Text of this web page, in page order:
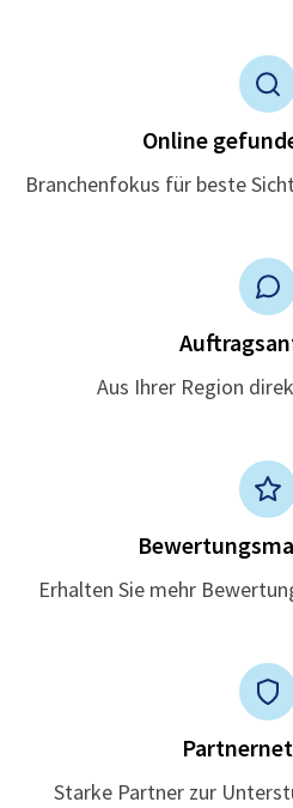
Online
Branchenfokus für beste
Aus Ihrer Region
Erhalten Sie mehr
Starke Partner zur